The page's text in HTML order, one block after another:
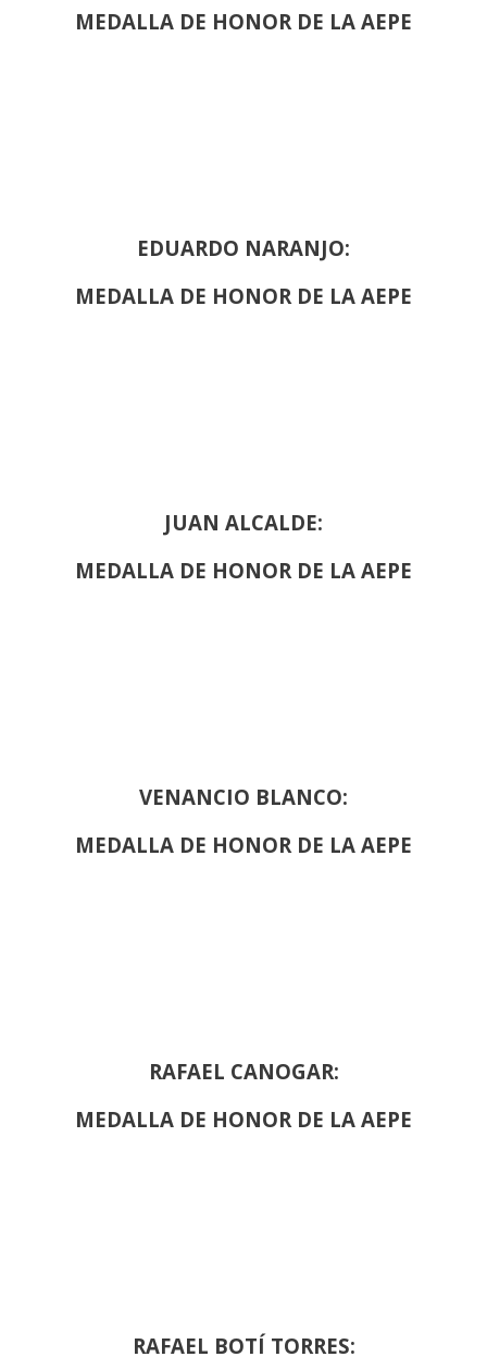
MEDALLA DE HONOR DE LA AEPE
EDUARDO NARANJO:
MEDALLA DE HONOR DE LA AEPE
JUAN ALCALDE:
MEDALLA DE HONOR DE LA AEPE
VENANCIO BLANCO:
MEDALLA DE HONOR DE LA AEPE
RAFAEL CANOGAR:
MEDALLA DE HONOR DE LA AEPE
RAFAEL BOTÍ TORRES: